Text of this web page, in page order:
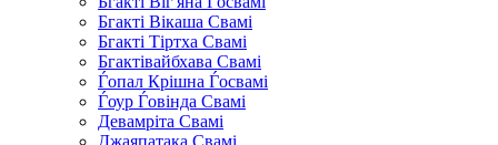
Бгакті Вікаша Свамі
Бгакті Тіртха Свамі
Бгактівайбхава Свамі
Ѓопал Крішна Ѓосвамі
Ѓоур Ѓовінда Свамі
Девамріта Свамі